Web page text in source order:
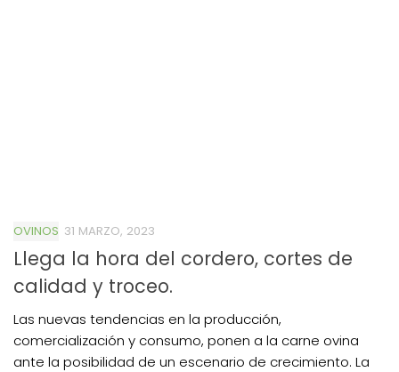
OVINOS 31 MARZO, 2023
Llega la hora del cordero, cortes de
calidad y troceo.
Las nuevas tendencias en la producción,
comercialización y consumo, ponen a la carne ovina
ante la posibilidad de un escenario de crecimiento. La